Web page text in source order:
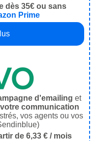
dès 35€ ou sans
Prime
d'emailing et
communication
vos agents ou vos
de 6,33 € / mois